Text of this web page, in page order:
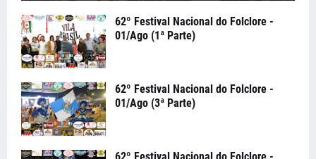
62º Festival Nacional do Folclore -
01/Ago (1ª Parte)
62º Festival Nacional do Folclore -
01/Ago (3ª Parte)